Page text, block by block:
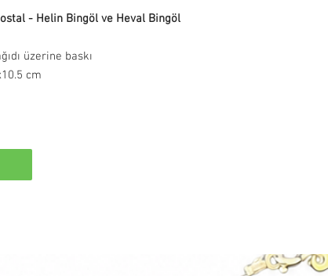
- Helin Bingöl ve Heval Bingöl
üzerine baskı
cm